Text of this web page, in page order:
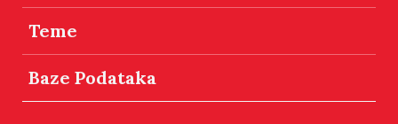
Teme
Baze Podataka